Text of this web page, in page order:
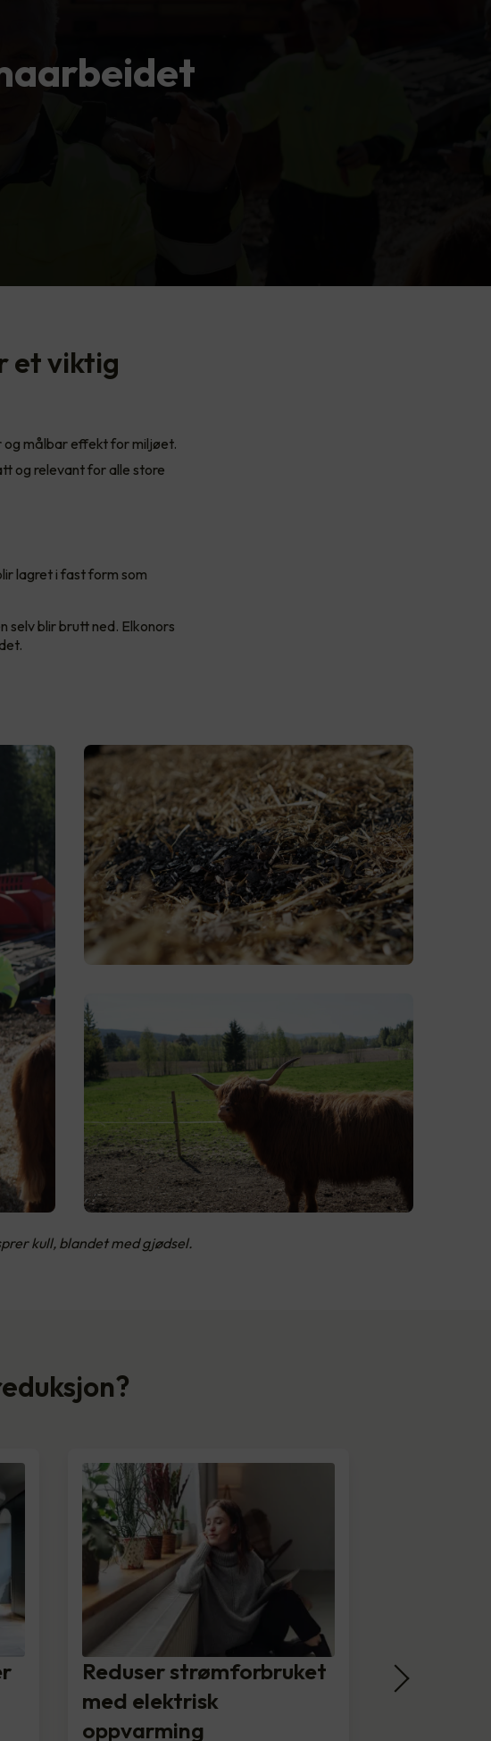
et viktig
målbar effekt for miljøet.
og relevant for alle store
lagret i fast form som
selv blir brutt ned. Elkonors
kull, blandet med gjødsel.
Reduser strømforbruket
med elektrisk
oppvarming